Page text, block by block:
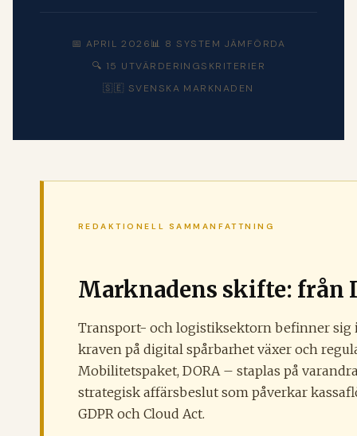
📅 APRIL 2026📊 8 SYSTEM JÄMFÖRDA
🔍 15 UTVÄRDERINGSKRITERIER
🇸🇪 SVENSKA MARKNADEN
REDAKTIONELL SAMMANFATTNING
Marknadens skifte:
Transport- och logistiksektorn befinner sig
kraven på digital spårbarhet växer och
Mobilitetspaket, DORA – staplas på
strategisk affärsbeslut som påverkar
GDPR och Cloud Act.